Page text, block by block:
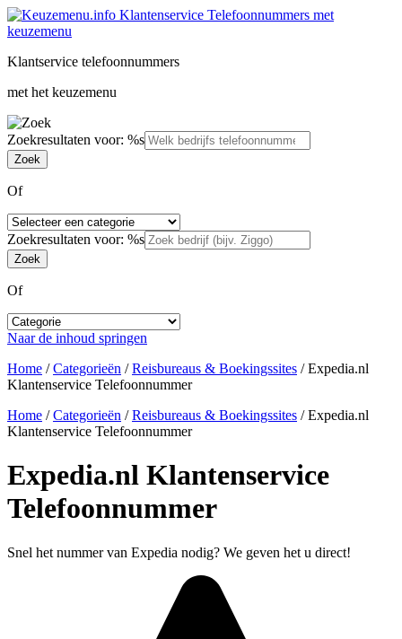
Klantservice telefoonnummers
met het keuzemenu
Zoekresultaten voor: %s
Of
Zoekresultaten voor: %s
Of
Naar de inhoud springen
Home /Categorieën /Reisbureaus & Boekingssites /Expedia.nl
Klantenservice Telefoonnummer
Home /Categorieën /Reisbureaus & Boekingssites /Expedia.nl
Klantenservice Telefoonnummer
Expedia.nl Klantenservice
Telefoonnummer
Snel het nummer van Expedia nodig? We geven het u direct!